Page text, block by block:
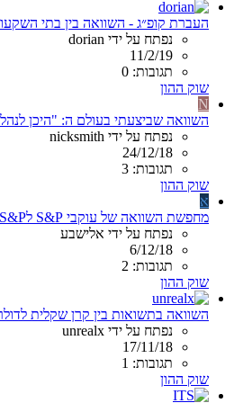
העברת קופ״ג - השוואה בין בתי
נפתח על ידי dorian
11/2/19
תגובות: 0
שוק ההון
N
השוואה שביצעתי בעולם ה: "היכן
נפתח על ידי nicksmith
24/12/18
תגובות: 3
שוק ההון
א
מחפשת השוואה של עוקבי S&P לS&P
נפתח על ידי אלישבע
6/12/18
תגובות: 2
שוק ההון
השוואה בתשואות בין קרן שקלית
נפתח על ידי unrealx
17/11/18
תגובות: 1
שוק ההון